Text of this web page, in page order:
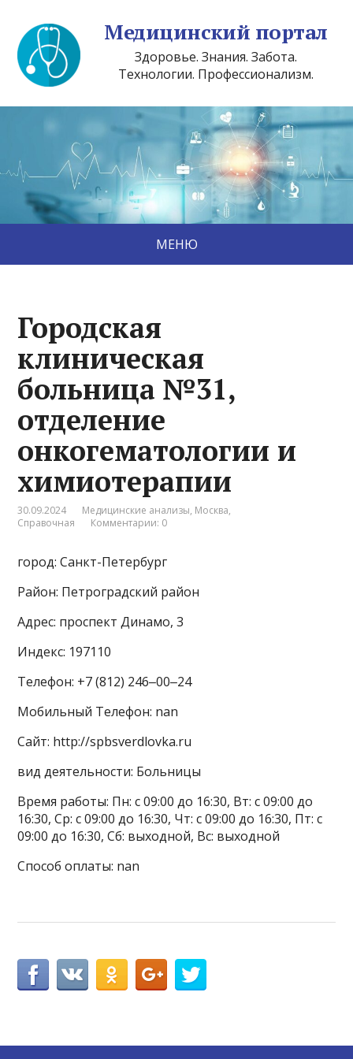
Медицинский портал
Здоровье. Знания. Забота.
Технологии. Профессионализм.
МЕНЮ
Городская
клиническая
больница №31,
отделение
онкогематологии и
химиотерапии
30.09.2024 Медицинские анализы, Москва,
Справочная
Комментарии: 0
город: Санкт-Петербург
Район: Петроградский район
Адрес: проспект Динамо, 3
Индекс: 197110
Телефон: +7 (812) 246‒00‒24
Мобильный Телефон: nan
Сайт: http://spbsverdlovka.ru
вид деятельности: Больницы
Время работы: Пн: с 09:00 до 16:30, Вт: с 09:00 до
16:30, Ср: с 09:00 до 16:30, Чт: с 09:00 до 16:30, Пт: с
09:00 до 16:30, Сб: выходной, Вс: выходной
Способ оплаты: nan